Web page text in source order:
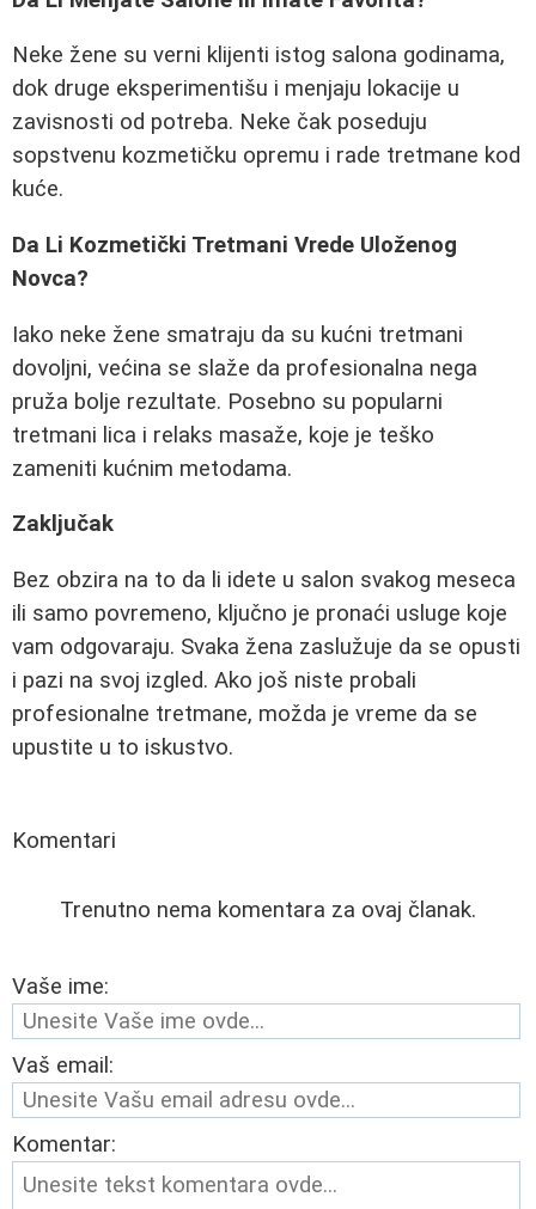
Neke žene su verni klijenti istog salona godinama,
dok druge eksperimentišu i menjaju lokacije u
zavisnosti od potreba. Neke čak poseduju
sopstvenu kozmetičku opremu i rade tretmane kod
kuće.
Da Li Kozmetički Tretmani Vrede Uloženog
Novca?
Iako neke žene smatraju da su kućni tretmani
dovoljni, većina se slaže da profesionalna nega
pruža bolje rezultate. Posebno su popularni
tretmani lica i relaks masaže, koje je teško
zameniti kućnim metodama.
Zaključak
Bez obzira na to da li idete u salon svakog meseca
ili samo povremeno, ključno je pronaći usluge koje
vam odgovaraju. Svaka žena zaslužuje da se opusti
i pazi na svoj izgled. Ako još niste probali
profesionalne tretmane, možda je vreme da se
upustite u to iskustvo.
Komentari
Trenutno nema komentara za ovaj članak.
Vaše ime:
Vaš email:
Komentar: